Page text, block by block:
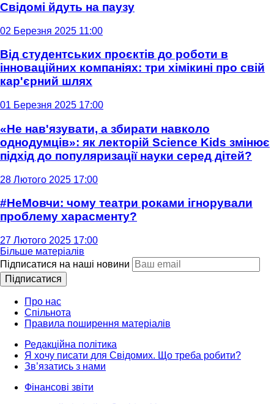
Свідомі йдуть на паузу
02 Березня 2025 11:00
Від студентських проєктів до роботи в
інноваційних компаніях: три хімікині про свій
кар'єрний шлях
01 Березня 2025 17:00
«Не нав'язувати, а збирати навколо
однодумців»: як лекторій Science Kids змінює
підхід до популяризації науки серед дітей?
28 Лютого 2025 17:00
#НеМовчи: чому театри роками ігнорували
проблему харасменту?
27 Лютого 2025 17:00
Більше матеріалів
Підписатися на наші новини
Підписатися
Про нас
Спільнота
Правила поширення матеріалів
Редакційна політика
Я хочу писати для Свідомих. Що треба робити?
Зв’язатись з нами
Фінансові звіти